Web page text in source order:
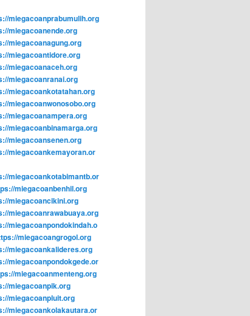
miegacoanprabumulih.org
miegacoanende.org
miegacoanagung.org
miegacoantidore.org
miegacoanaceh.org
miegacoanranai.org
miegacoankotatahan.org
miegacoanwonosobo.org
miegacoanampera.org
miegacoanbinamarga.org
miegacoansenen.org
miegacoankemayoran.or
miegacoankotabimantb.or
miegacoanbenhil.org
miegacoancikini.org
miegacoanrawabuaya.org
miegacoanpondokindah.o
miegacoangrogol.org
miegacoankalideres.org
miegacoanpondokgede.or
miegacoanmenteng.org
miegacoanpik.org
miegacoanpluit.org
miegacoankolakautara.or